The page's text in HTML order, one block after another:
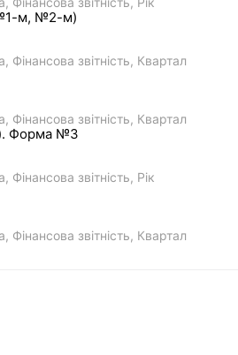
№1-м, №2-м)
Фінансова звітність Квартал
Фінансова звітність Квартал
Форма №3
Фінансова звітність Рік
Фінансова звітність Квартал